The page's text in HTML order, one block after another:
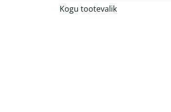
Kogu tootevalik